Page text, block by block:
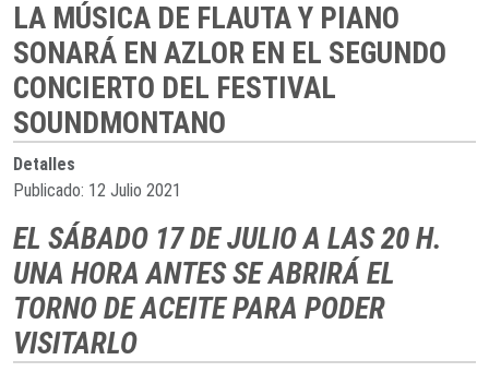
LA MÚSICA DE FLAUTA Y PIANO
SONARÁ EN AZLOR EN EL SEGUNDO
CONCIERTO DEL FESTIVAL
SOUNDMONTANO
Detalles
Publicado: 12 Julio 2021
EL SÁBADO 17 DE JULIO A LAS 20 H.
UNA HORA ANTES SE ABRIRÁ EL
TORNO DE ACEITE PARA PODER
VISITARLO